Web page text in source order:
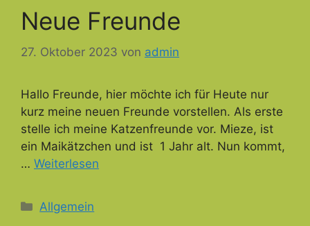
Neue Freunde
27. Oktober 2023 von admin
Hallo Freunde, hier möchte ich für Heute nur
kurz meine neuen Freunde vorstellen. Als erste
stelle ich meine Katzenfreunde vor. Mieze, ist
ein Maikätzchen und ist 1 Jahr alt. Nun kommt,
… Weiterlesen
Kategorien
Allgemein